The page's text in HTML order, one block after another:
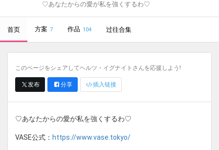
♡あなたからの愛が私を強くするわ♡
首页 方案 7 作品 104 过往合集
このページをシェアしてヘルツ・イグナイトさんを応援しよう!
发布 分享 插入链接
♡あなたからの愛が私を強くするわ♡
VASE公式： https://www.vase.tokyo/